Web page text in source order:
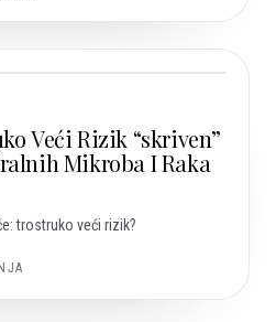
Veći Rizik “skriven”
Mikroba I Raka
trostruko veći rizik?